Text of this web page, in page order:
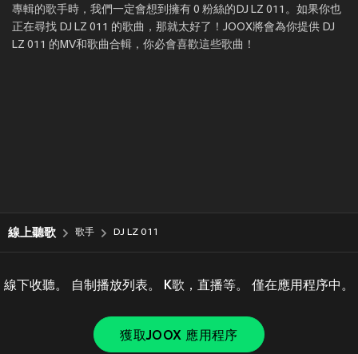
專輯的歌手時，我們一定會想到擁有 0 粉絲的DJ LZ 011。如果你也
正在尋找 DJ LZ 011 的歌曲，那就太好了！JOOX將會為你提供 DJ
LZ 011 的MV和歌曲合輯，你必會喜歡這些歌曲！
線上聽歌 歌手 DJ LZ 011
線下收聽。 自制播放列表。 K歌，直播等。 僅在應用程序中。
獲取JOOX 應用程序